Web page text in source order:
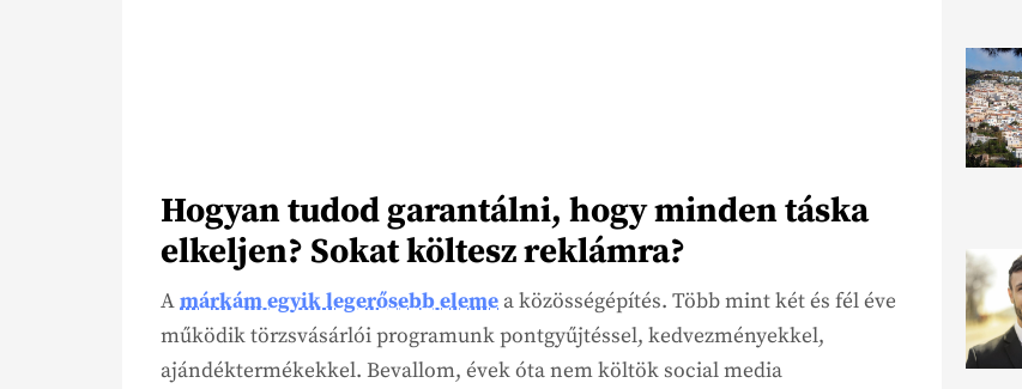
Hogyan tudod garantálni, hogy minden táska
elkeljen? Sokat költesz reklámra?
Amárkám egyik legerősebb eleme a közösségépítés. Több mint két és fél éve
működik törzsvásárlói programunk pontgyűjtéssel, kedvezményekkel,
ajándéktermékekkel. Bevallom, évek óta nem költök social media